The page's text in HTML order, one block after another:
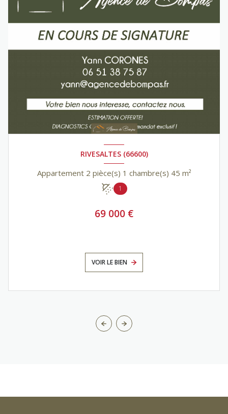
RIVESALTES (66600)
Appartement 2 pièce(s) 1 chambre(s) 45 m²
1
69 000 €
VOIR LE BIEN